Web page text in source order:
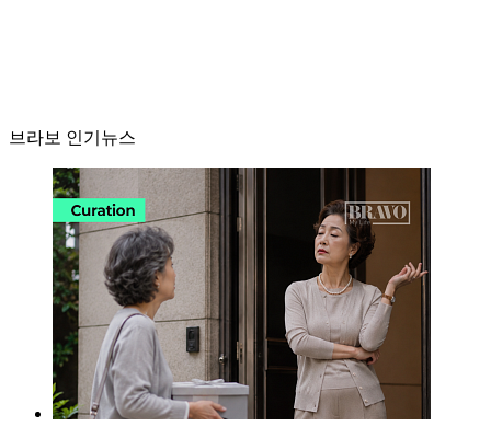
브라보 인기뉴스